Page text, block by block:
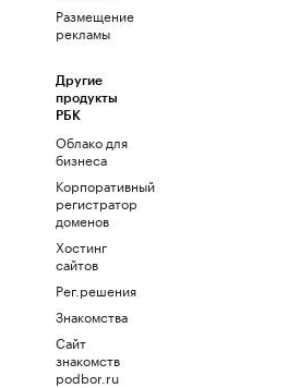
Размещение
рекламы
Другие
продукты
РБК
Облако для
бизнеса
Корпоративный
регистратор
доменов
Хостинг
сайтов
Рег.решения
Знакомства
Сайт
знакомств
podbor.ru